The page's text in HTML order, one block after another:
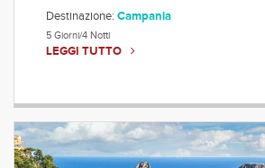
Destinazione: Campania
5 Giorni/4 Notti
LEGGI TUTTO